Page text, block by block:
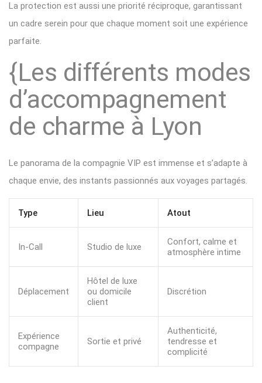
La protection est aussi une priorité réciproque, garantissant
un cadre serein pour que chaque moment soit une expérience
parfaite.
{Les différents modes
d’accompagnement
de charme à Lyon
Le panorama de la compagnie VIP est immense et s’adapte à
chaque envie, des instants passionnés aux voyages partagés.
Type Lieu Atout
In-Call Studio de luxe
Confort, calme et
atmosphère intime
Déplacement
Hôtel de luxe
ou domicile
client
Discrétion
Expérience
compagne
Sortie et privé
Authenticité,
tendresse et
complicité